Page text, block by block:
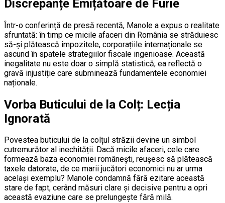
Discrepanțe Emițătoare de Furie
Într-o conferință de presă recentă, Manole a expus o realitate
sfruntată: în timp ce micile afaceri din România se străduiesc
să-și plătească impozitele, corporațiile internaționale se
ascund în spatele strategiilor fiscale ingenioase. Această
inegalitate nu este doar o simplă statistică; ea reflectă o
gravă injustiție care subminează fundamentele economiei
naționale.
Vorba Buticului de la Colț: Lecția
Ignorată
Povestea buticului de la colțul străzii devine un simbol
cutremurător al inechității. Dacă micile afaceri, cele care
formează baza economiei românești, reușesc să plătească
taxele datorate, de ce marii jucători economici nu ar urma
același exemplu? Manole condamnă fără ezitare această
stare de fapt, cerând măsuri clare și decisive pentru a opri
această evaziune care se prelungește fără milă.